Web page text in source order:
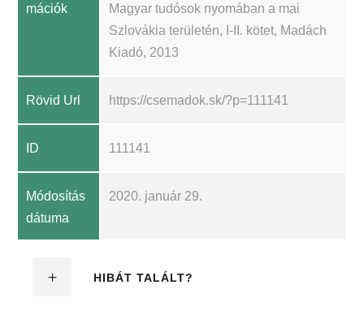
mációk
Magyar tudósok nyomában a mai
Szlovákia területén, I-II. kötet, Madách
Kiadó, 2013
Rövid Url https://csemadok.sk/?p=111141
ID 111141
Módosítás
dátuma
2020. január 29.
HIBÁT TALÁLT?